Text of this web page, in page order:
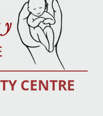
CENTRE